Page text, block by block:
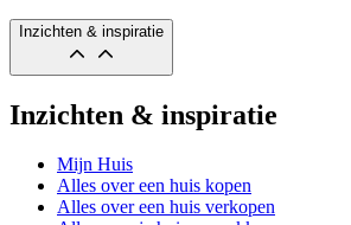
Inzichten & inspiratie
Inzichten & inspiratie
Mijn Huis
Alles over een huis kopen
Alles over een huis verkopen